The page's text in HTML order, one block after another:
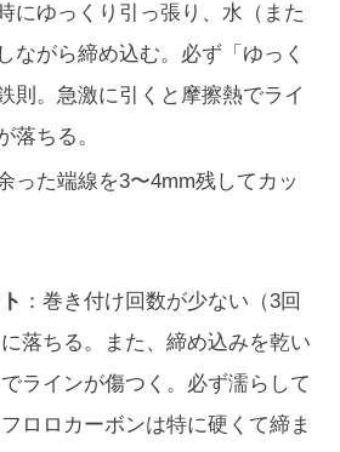
にゆっくり引っ張り、水（また
ながら締め込む。必ず「ゆっく
則。急激に引くと摩擦熱でライ
落ちる。
った端線を3〜4mm残してカッ
：巻き付け回数が少ない（3回
落ちる。また、締め込みを乾い
ラインが傷つく。必ず濡らして
ロロカーボンは特に硬くて締ま